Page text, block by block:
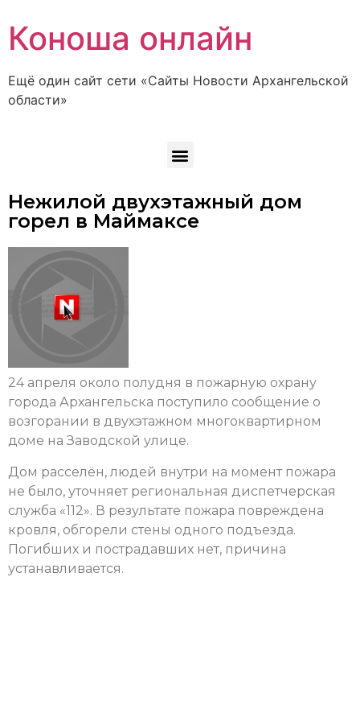
Коноша онлайн
Ещё один сайт сети «Сайты Новости Архангельской
области»
Нежилой двухэтажный дом
горел в Маймаксе
24 апреля около полудня в пожарную охрану
города Архангельска поступило сообщение о
возгорании в двухэтажном многоквартирном
доме на Заводской улице.
Дом расселён, людей внутри на момент пожара
не было, уточняет региональная диспетчерская
служба «112». В результате пожара повреждена
кровля, обгорели стены одного подъезда.
Погибших и пострадавших нет, причина
устанавливается.